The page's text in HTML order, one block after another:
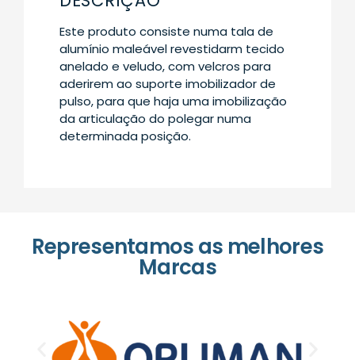
Este produto consiste numa tala de
alumínio maleável revestidarm tecido
anelado e veludo, com velcros para
aderirem ao suporte imobilizador de
pulso, para que haja uma imobilização
da articulação do polegar numa
determinada posição.
Representamos as melhores
Marcas